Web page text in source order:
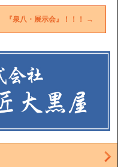
『泉八・展示会』！！！ →